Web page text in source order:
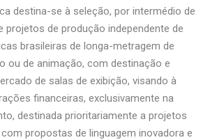
destina-se à seleção, por intermédio de
projetos de produção independente de
brasileiras de longa-metragem de
ou de animação, com destinação e
de salas de exibição, visando à
financeiras, exclusivamente na
destinada prioritariamente a projetos
propostas de linguagem inovadora e